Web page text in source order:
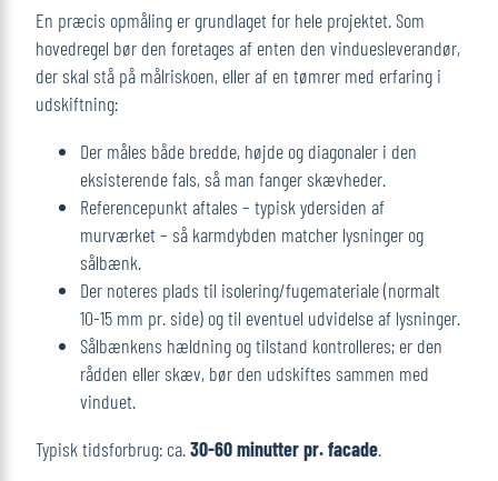
En præcis opmåling er grundlaget for hele projektet. Som
hovedregel bør den foretages af enten den vinduesleverandør,
der skal stå på målriskoen, eller af en tømrer med erfaring i
udskiftning:
Der måles både bredde, højde og diagonaler i den
eksisterende fals, så man fanger skævheder.
Referencepunkt aftales – typisk ydersiden af
murværket – så karmdybden matcher lysninger og
sålbænk.
Der noteres plads til isolering/fugemateriale (normalt
10-15 mm pr. side) og til eventuel udvidelse af lysninger.
Sålbænkens hældning og tilstand kontrolleres; er den
rådden eller skæv, bør den udskiftes sammen med
vinduet.
Typisk tidsforbrug: ca.30-60 minutter pr. facade.